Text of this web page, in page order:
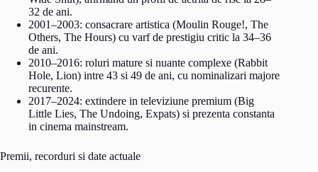
32 de ani.
2001–2003: consacrare artistica (Moulin Rouge!, The
Others, The Hours) cu varf de prestigiu critic la 34–36
de ani.
2010–2016: roluri mature si nuante complexe (Rabbit
Hole, Lion) intre 43 si 49 de ani, cu nominalizari majore
recurente.
2017–2024: extindere in televiziune premium (Big
Little Lies, The Undoing, Expats) si prezenta constanta
in cinema mainstream.
Premii, recorduri si date actuale